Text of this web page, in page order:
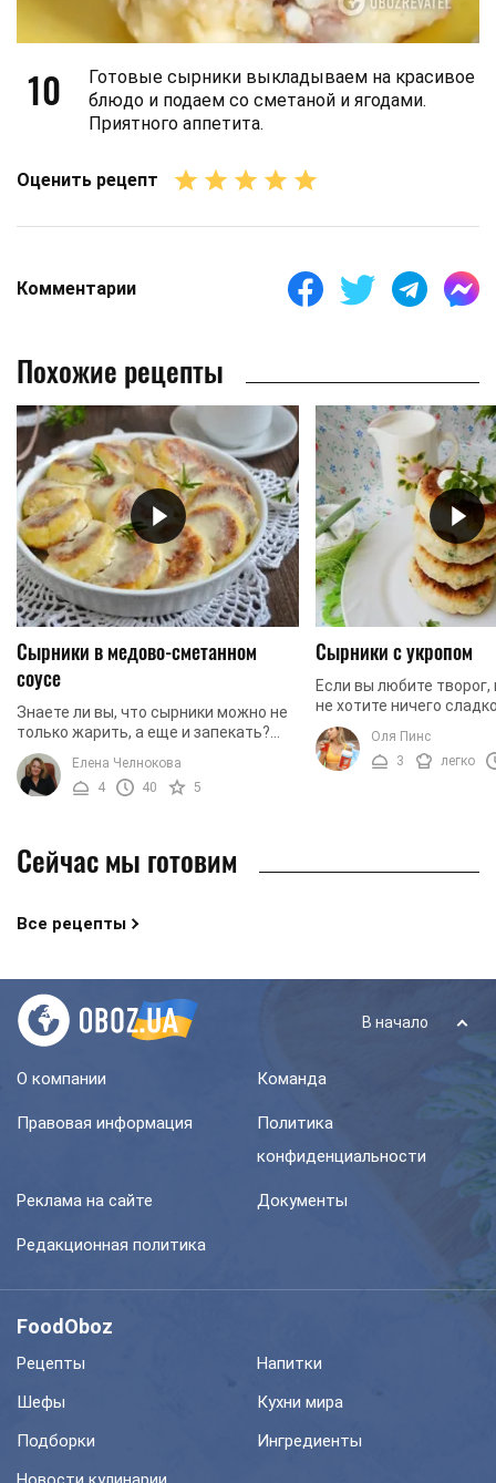
10
Готовые сырники выкладываем на красивое
блюдо и подаем со сметаной и ягодами.
Приятного аппетита.
Оценить рецепт
Комментарии
Похожие рецепты
Сырники в медово-сметанном
соусе
Знаете ли вы, что сырники можно не
только жарить, а еще и запекать?
Более того, сырники можно запекать
в разных сладких соусах. Мы
предлагаем вам ...
Елена Челнокова
4
40 5
Сырники с укропом
Если вы любите творог,
не хотите ничего
обратить внимание на
Мы предлагаем вам
очень ...
Оля Пинс
3
легко
Сейчас мы готовим
Все рецепты
В начало
О компании Команда
Правовая информация
Политика
конфиденциальности
Реклама на сайте Документы
Редакционная политика
FoodOboz
Рецепты
Напитки
Шефы
Кухни мира
Подборки
Ингредиенты